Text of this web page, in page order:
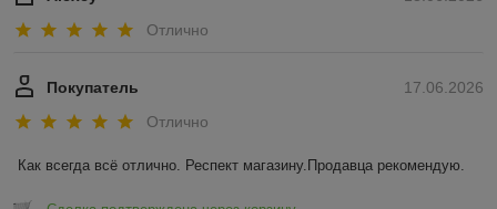
Отлично
17.06.2026
Покупатель
Отлично
Как всегда всё отлично. Респект магазину.Продавца рекомендую.